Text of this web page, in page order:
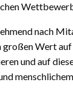
nach
Wert
und auf